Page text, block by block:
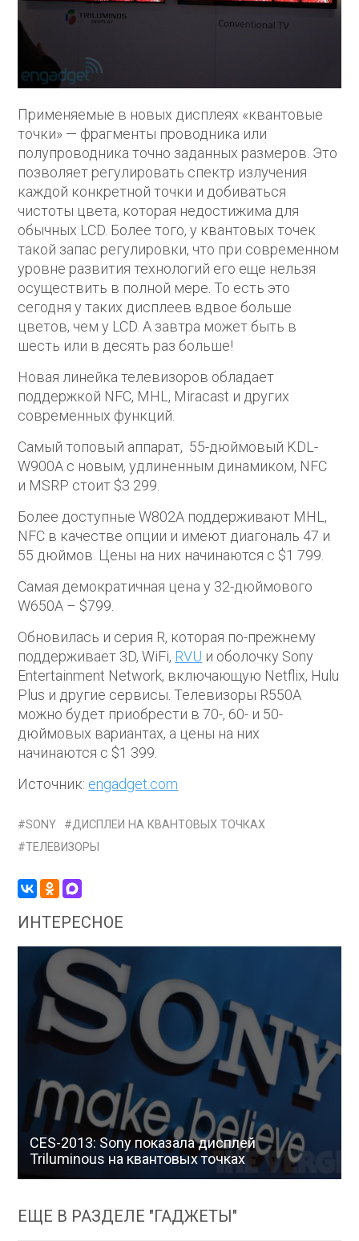
Применяемые в новых дисплеях «квантовые
точки» — фрагменты проводника или
полупроводника точно заданных размеров. Это
позволяет регулировать спектр излучения
каждой конкретной точки и добиваться
чистоты цвета, которая недостижима для
обычных LCD. Более того, у квантовых точек
такой запас регулировки, что при современном
уровне развития технологий его еще нельзя
осуществить в полной мере. То есть это
сегодня у таких дисплеев вдвое больше
цветов, чем у LCD. А завтра может быть в
шесть или в десять раз больше!
Новая линейка телевизоров обладает
поддержкой NFC, MHL, Miracast и других
современных функций.
Самый топовый аппарат, 55-дюймовый KDL-
W900A с новым, удлиненным динамиком, NFC
и MSRP стоит $3 299.
Более доступные W802A поддерживают MHL,
NFC в качестве опции и имеют диагональ 47 и
55 дюймов. Цены на них начинаются с $1 799.
Самая демократичная цена у 32-дюймового
W650A – $799.
Обновилась и серия R, которая по-прежнему
поддерживает 3D, WiFi, RVU и оболочку Sony
Entertainment Network, включающую Netflix, Hulu
Plus и другие сервисы. Телевизоры R550A
можно будет приобрести в 70-, 60- и 50-
дюймовых вариантах, а цены на них
начинаются с $1 399.
Источник: engadget.com
SONY
ДИСПЛЕИ НА КВАНТОВЫХ ТОЧКАХ
ТЕЛЕВИЗОРЫ
ИНТЕРЕСНОЕ
CES-2013: Sony показала дисплей
Triluminous на квантовых точках
ЕЩЕ В РАЗДЕЛЕ "ГАДЖЕТЫ"